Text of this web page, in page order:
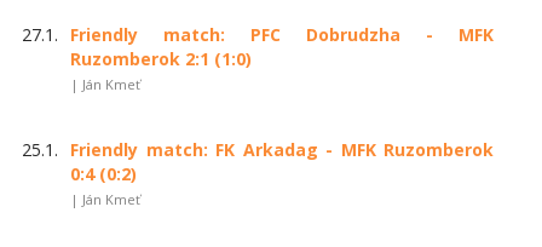
27.1.
Friendly match: PFC Dobrudzha - MFK
Ruzomberok 2:1 (1:0)
| Ján Kmeť
25.1.
Friendly match: FK Arkadag - MFK Ruzomberok
0:4 (0:2)
| Ján Kmeť